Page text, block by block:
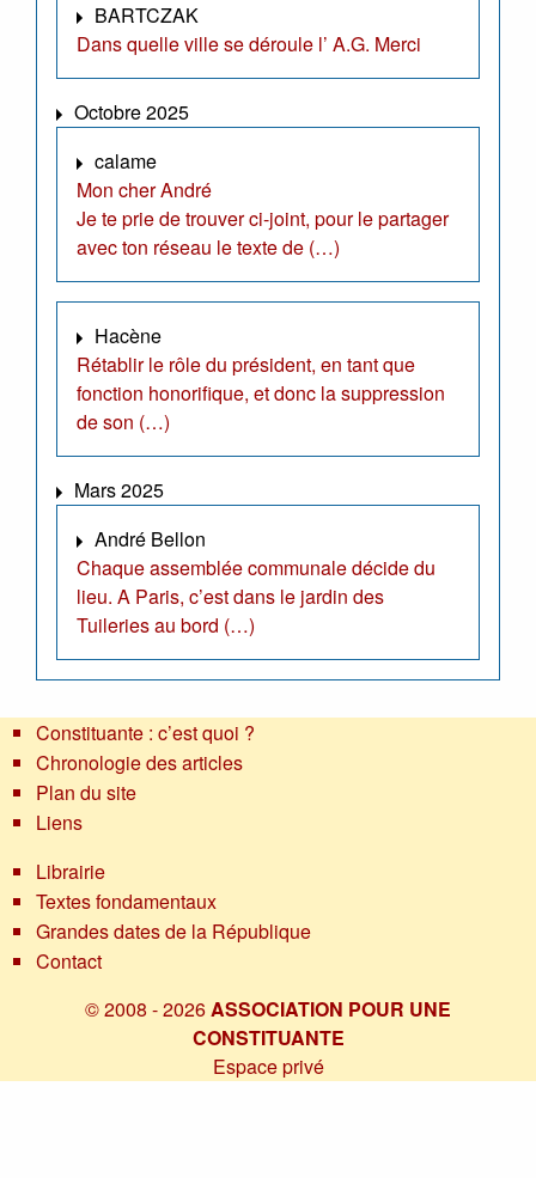
BARTCZAK
Dans quelle ville se déroule l’ A.G. Merci
Octobre 2025
calame
Mon cher André
Je te prie de trouver ci-joint, pour le partager
avec ton réseau le texte de (…)
Hacène
Rétablir le rôle du président, en tant que
fonction honorifique, et donc la suppression
de son (…)
Mars 2025
André Bellon
Chaque assemblée communale décide du
lieu. A Paris, c’est dans le jardin des
Tuileries au bord (…)
Constituante : c’est quoi ?
Chronologie des articles
Plan du site
Liens
Librairie
Textes fondamentaux
Grandes dates de la République
Contact
© 2008 - 2026ASSOCIATION POUR UNE
CONSTITUANTE
Espace privé